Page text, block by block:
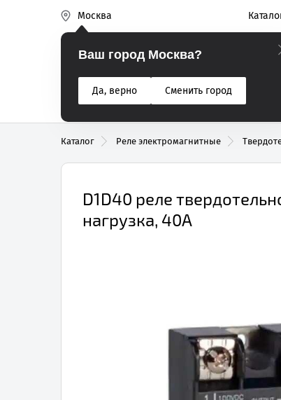
Москва
Реле
Эиком
Ваш город Москва?
Да, верно
Сменить город
% Акции
Разъемы Вентиляторы
Каталог Реле электромагнитные
D1D40 реле
нагрузка, 40А